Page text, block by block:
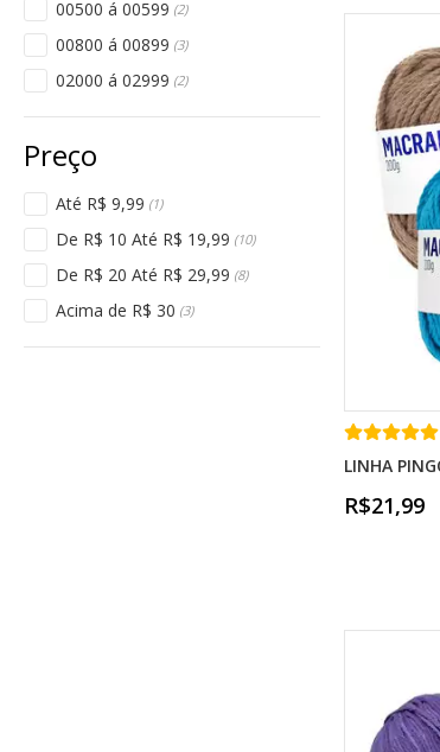
00500 á 00599 (2)
00800 á 00899 (3)
02000 á 02999 (2)
Até R$ 9,99 (1)
De R$ 10 Até R$ 19,99 (10)
De R$ 20 Até R$ 29,99 (8)
Acima de R$ 30 (3)
LINHA
R$21,99